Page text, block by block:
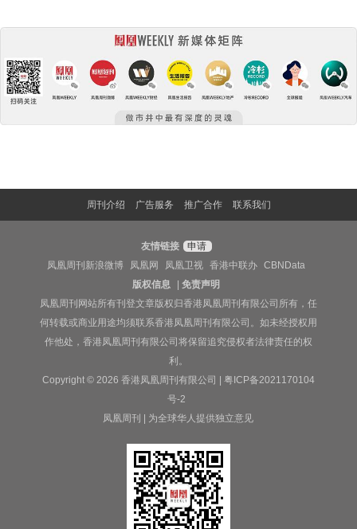
周刊介绍 广告服务 推广合作 联系我们
友情链接
申请
凤凰周刊新浪微博
凤凰网 凤凰卫视 香港中联办
CBNData
版权信息
|免责声明
凤凰周刊网站所有刊登文章版权归香港凤凰周刊有限公司所有，任
何转载或商业用途均须联系香港凤凰周刊有限公司。如未经授权用
作他处，香港凤凰周刊有限公司将保留追究侵权者法律责任的权
利。
Copyright © 2026 香港凤凰周刊有限公司 | 粤ICP备2021170104
号-2
凤凰周刊 | 为全球华人提供独立意见